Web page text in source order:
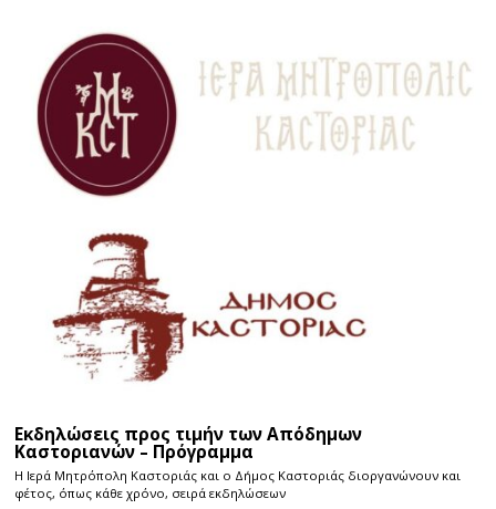
Εκδηλώσεις προς τιμήν των Απόδημων
Καστοριανών – Πρόγραμμα
Η Ιερά Μητρόπολη Καστοριάς και ο Δήμος Καστοριάς διοργανώνουν και
φέτος, όπως κάθε χρόνο, σειρά εκδηλώσεων